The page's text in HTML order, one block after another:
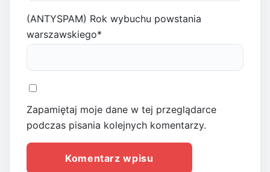
(ANTYSPAM) Rok wybuchu powstania
warszawskiego*
Zapamiętaj moje dane w tej przeglądarce
podczas pisania kolejnych komentarzy.